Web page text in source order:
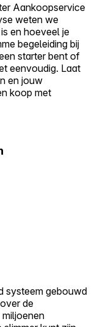
Aankoopservice
weten we
en hoeveel je
begeleiding bij
starter bent of
eenvoudig. Laat
en jouw
koop met
systeem gebouwd
de